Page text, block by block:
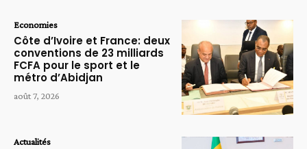
Economies
Côte d’Ivoire et France: deux
conventions de 23 milliards
FCFA pour le sport et le
métro d’Abidjan
août 7, 2026
Actualités